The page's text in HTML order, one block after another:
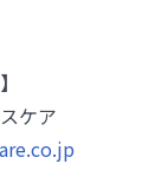
ケア